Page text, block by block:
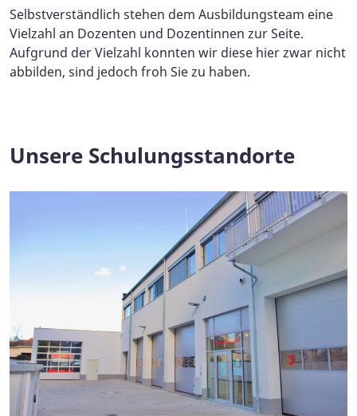
Selbstverständlich stehen dem Ausbildungsteam eine
Vielzahl an Dozenten und Dozentinnen zur Seite.
Aufgrund der Vielzahl konnten wir diese hier zwar nicht
abbilden, sind jedoch froh Sie zu haben.
Unsere Schulungsstandorte